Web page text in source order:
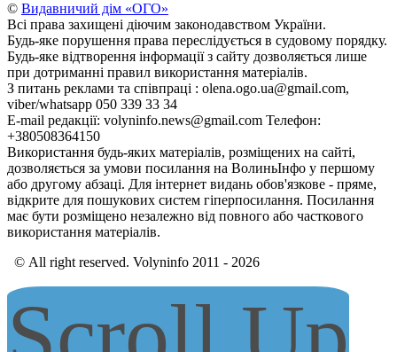
© Видавничий дім «ОГО»
Всі права захищені діючим законодавством України.
Будь-яке порушення права переслідується в судовому порядку.
Будь-яке відтворення інформації з сайту дозволяється лише
при дотриманні правил використання матеріалів.
З питань реклами та співпраці : olena.ogo.ua@gmail.com,
viber/whatsapp 050 339 33 34
E-mail редакції: volyninfo.news@gmail.com Телефон:
+380508364150
Використання будь-яких матеріалів, розміщених на сайті,
дозволяється за умови посилання на ВолиньІнфо у першому
або другому абзаці. Для інтернет видань обов'язкове - пряме,
відкрите для пошукових систем гіперпосилання. Посилання
має бути розміщено незалежно від повного або часткового
використання матеріалів.
© All right reserved. Volyninfo 2011 - 2026